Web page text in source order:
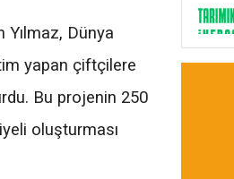
Dünya
yapan çiftçilere
Bu projenin 250
oluşturması